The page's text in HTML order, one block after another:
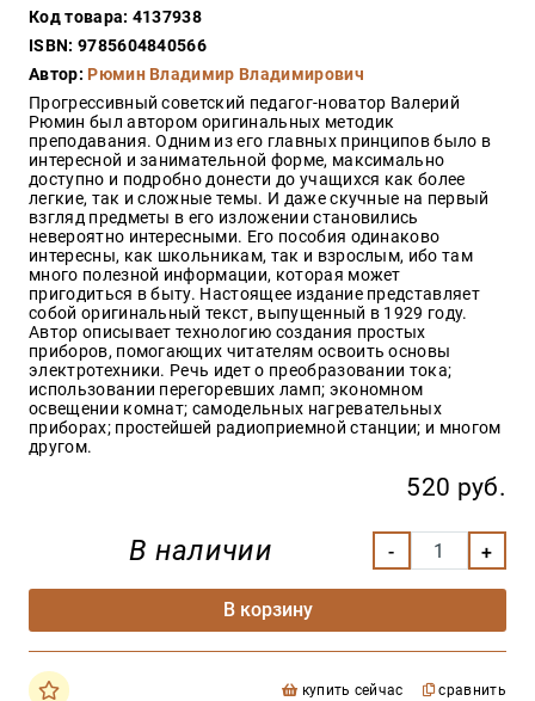
Код товара: 4137938
ISBN: 9785604840566
Автор: Рюмин Владимир Владимирович
Прогрессивный советский педагог-новатор Валерий
Рюмин был автором оригинальных методик
преподавания. Одним из его главных принципов было в
интересной и занимательной форме, максимально
доступно и подробно донести до учащихся как более
легкие, так и сложные темы. И даже скучные на первый
взгляд предметы в его изложении становились
невероятно интересными. Его пособия одинаково
интересны, как школьникам, так и взрослым, ибо там
много полезной информации, которая может
пригодиться в быту. Настоящее издание представляет
собой оригинальный текст, выпущенный в 1929 году.
Автор описывает технологию создания простых
приборов, помогающих читателям освоить основы
электротехники. Речь идет о преобразовании тока;
использовании перегоревших ламп; экономном
освещении комнат; самодельных нагревательных
приборах; простейшей радиоприемной станции; и многом
другом.
520 руб.
В наличии
В корзину
купить сейчас сравнить
Закон
и
здоровье
Оптовикам
Авторам
Контакты
Мероприятия
+7(499)
350-17-
79
Москва